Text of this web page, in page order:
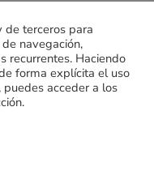
en Bioderecho, Ética
de terceros para
navegación,
recurrentes. Haciendo
forma explícita el uso
acceder a los